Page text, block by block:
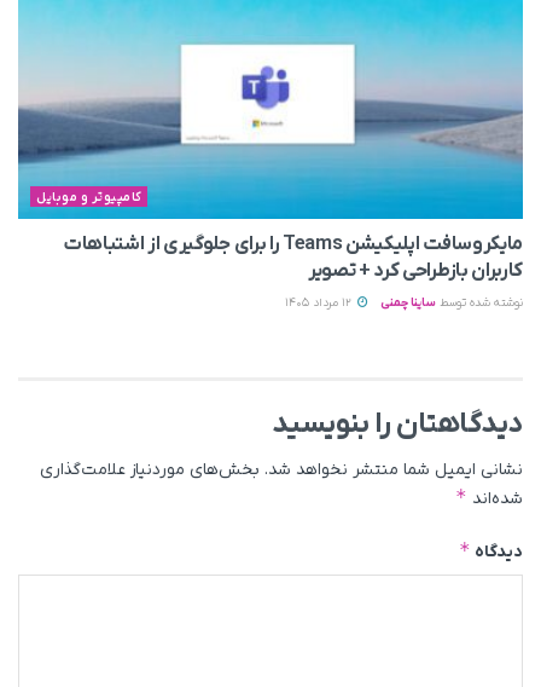
کامپیوتر و موبایل
مایکروسافت اپلیکیشن Teams را برای جلوگیری از اشتباهات
کاربران بازطراحی کرد + تصویر
نوشته شده توسط ساینا چمنی
دیدگاهتان را بنویسید
نشانی ایمیل شما منتشر نخواهد شد. بخش‌های موردنیاز علامت‌گذاری
شده‌اند *
دیدگاه *